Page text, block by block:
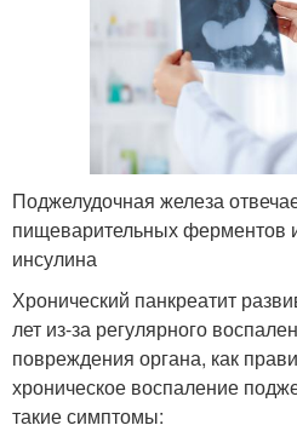
Поджелудочная железа
пищеварительных ферментов
инсулина
Хронический панкреатит
лет из-за регулярного
повреждения органа, как
хроническое воспаление
такие симптомы: